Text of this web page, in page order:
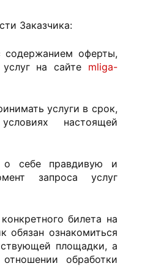
Заказчика:
содержанием оферты,
на сайте mliga-
услуги в срок,
настоящей
о себе правдивую и
запроса услуг
билета на
обязан ознакомиться
площадки, а
обработки